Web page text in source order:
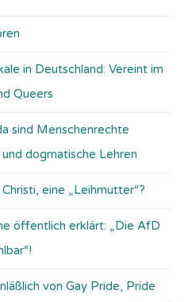
in Deutschland: Vereint im
Queers
sind Menschenrechte
dogmatische Lehren
eine „Leihmutter“?
öffentlich erklärt: „Die AfD
von Gay Pride, Pride